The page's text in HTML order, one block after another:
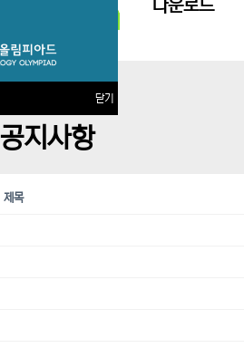
다운로드
공지사항
제목
닫기